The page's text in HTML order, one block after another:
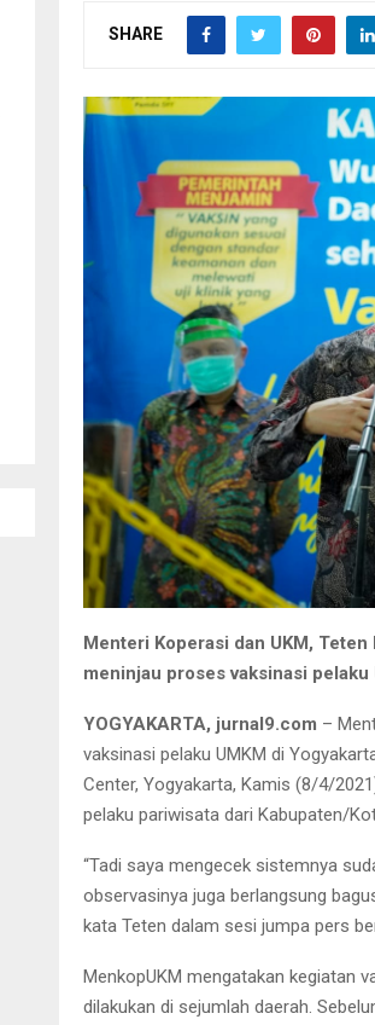
SHARE
Menteri Koperasi dan UKM,
meninjau proses vaksinasi pelaku
YOGYAKARTA, jurnal9.com –
vaksinasi pelaku UMKM di
Center, Yogyakarta, Kamis (8/4/
pelaku pariwisata dari Kabupaten/
“Tadi saya mengecek sistemnya
observasinya juga berlangsung
kata Teten dalam sesi jumpa pers
MenkopUKM mengatakan kegiatan
dilakukan di sejumlah daerah.